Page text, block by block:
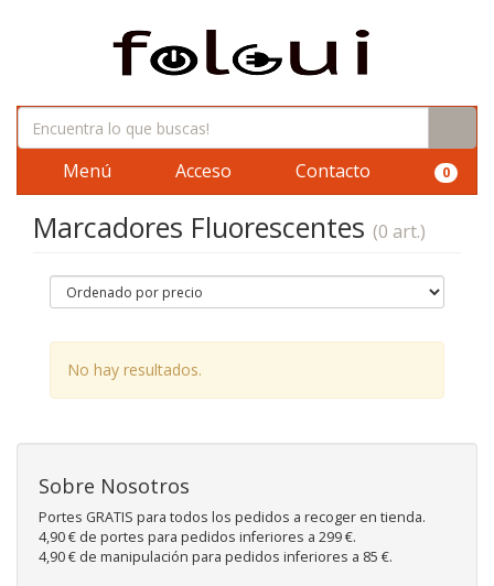
Menú Acceso Contacto 0
Marcadores Fluorescentes (0 art.)
No hay resultados.
Sobre Nosotros
Portes GRATIS para todos los pedidos a recoger en tienda.
4,90 € de portes para pedidos inferiores a 299 €.
4,90 € de manipulación para pedidos inferiores a 85 €.